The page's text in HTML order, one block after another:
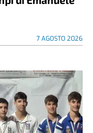
7 AGOSTO 2026